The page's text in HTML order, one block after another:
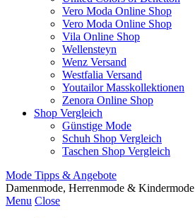
Vero Moda Online Shop
Vero Moda Online Shop
Vila Online Shop
Wellensteyn
Wenz Versand
Westfalia Versand
Youtailor Masskollektionen
Zenora Online Shop
Shop Vergleich
Günstige Mode
Schuh Shop Vergleich
Taschen Shop Vergleich
Mode Tipps & Angebote
Damenmode, Herrenmode & Kindermode
Menu Close